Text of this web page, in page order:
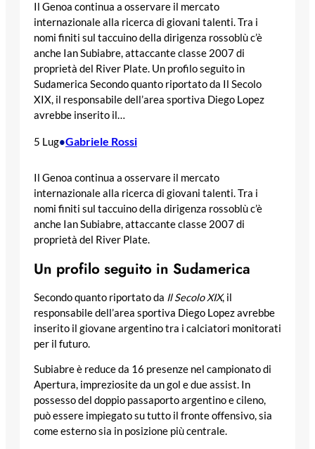
Il Genoa continua a osservare il mercato
internazionale alla ricerca di giovani talenti. Tra i
nomi finiti sul taccuino della dirigenza rossoblù c’è
anche Ian Subiabre, attaccante classe 2007 di
proprietà del River Plate. Un profilo seguito in
Sudamerica Secondo quanto riportato da Il Secolo
XIX, il responsabile dell’area sportiva Diego Lopez
avrebbe inserito il…
5 Lug•Gabriele Rossi
Il Genoa continua a osservare il mercato
internazionale alla ricerca di giovani talenti. Tra i
nomi finiti sul taccuino della dirigenza rossoblù c’è
anche Ian Subiabre, attaccante classe 2007 di
proprietà del River Plate.
Un profilo seguito in Sudamerica
Secondo quanto riportato da Il Secolo XIX, il
responsabile dell’area sportiva Diego Lopez avrebbe
inserito il giovane argentino tra i calciatori monitorati
per il futuro.
Subiabre è reduce da 16 presenze nel campionato di
Apertura, impreziosite da un gol e due assist. In
possesso del doppio passaporto argentino e cileno,
può essere impiegato su tutto il fronte offensivo, sia
come esterno sia in posizione più centrale.